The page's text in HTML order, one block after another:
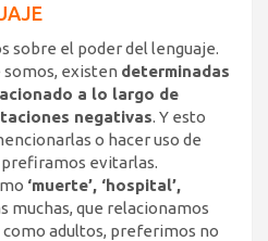
sobre el poder del lenguaje.
somos, existen determinadas
a lo largo de
negativas. Y esto
o hacer uso de
evitarlas.
‘muerte’, ‘hospital’,
muchas, que relacionamos
adultos, preferimos no